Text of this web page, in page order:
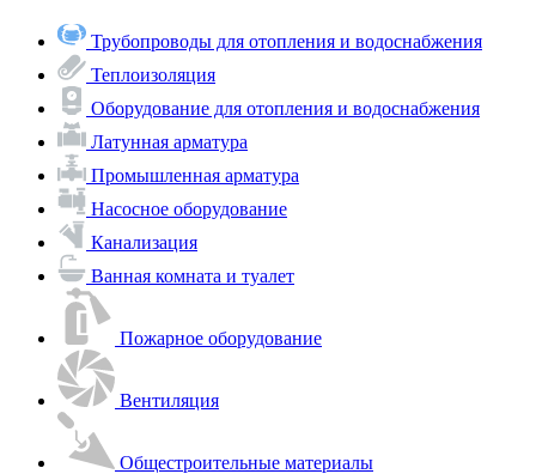
Трубопроводы для отопления и водоснабжения
Теплоизоляция
Оборудование для отопления и водоснабжения
Латунная арматура
Промышленная арматура
Насосное оборудование
Канализация
Ванная комната и туалет
Пожарное оборудование
Вентиляция
Общестроительные материалы